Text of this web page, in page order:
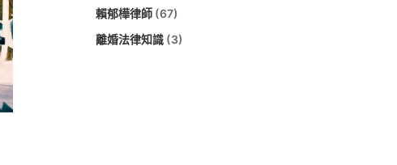
賴郁樺律師 (67)
離婚法律知識 (3)